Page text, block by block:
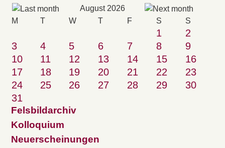
August 2026
M T W T F S S
1
2
3
4 5 6 7 8
9
10
11 12 13 14 15
16
17
18 19 20 21 22
23
24
25 26 27 28 29
30
31
Felsbildarchiv
Kolloquium
Neuerscheinungen